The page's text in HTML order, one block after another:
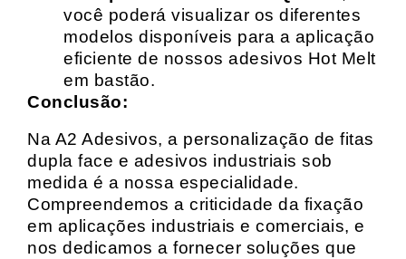
você poderá visualizar os diferentes
modelos disponíveis para a aplicação
eficiente de nossos adesivos Hot Melt
em bastão.
Conclusão:
Na A2 Adesivos, a personalização de fitas
dupla face e adesivos industriais sob
medida é a nossa especialidade.
Compreendemos a criticidade da fixação
em aplicações industriais e comerciais, e
nos dedicamos a fornecer soluções que